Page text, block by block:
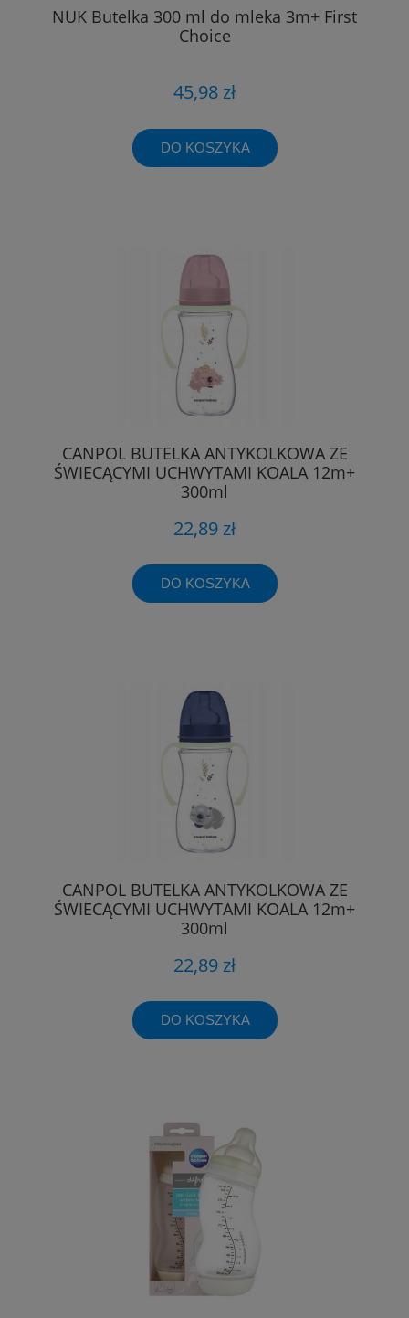
NUK Butelka 300 ml do mleka 3m+ First
Choice
45,98 zł
DO KOSZYKA
CANPOL BUTELKA ANTYKOLKOWA ZE
ŚWIECĄCYMI UCHWYTAMI KOALA 12m+
300ml
22,89 zł
DO KOSZYKA
CANPOL BUTELKA ANTYKOLKOWA ZE
ŚWIECĄCYMI UCHWYTAMI KOALA 12m+
300ml
22,89 zł
DO KOSZYKA